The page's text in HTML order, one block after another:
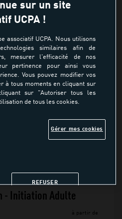
glacé
pas sur la glace
règles de pratique
et évoluer sur la glace
- Initiation Adulte
à partir de
sur un site
UCPA !
associatif UCPA. Nous utilisons
similaires afin de
mesurer l'efficacité de nos
pertinence pour ainsi vous
Vous pouvez modifier vos
à tous moments en cliquant sur
sur "Autoriser tous les
de tous les cookies.
Gérer mes cookies
REFUSER